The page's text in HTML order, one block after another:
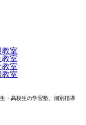
・高校生の学習塾、個別指導